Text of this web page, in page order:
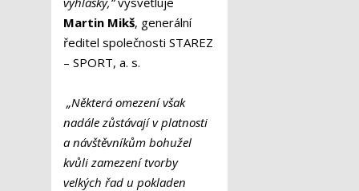
Martin Mikš, generální
ředitel společnosti STAREZ
– SPORT, a. s.
„Některá omezení však
nadále zůstávají v platnosti
a návštěvníkům bohužel
kvůli zamezení tvorby
velkých řad u pokladen